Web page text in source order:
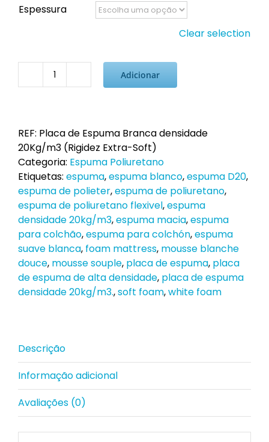
Espessura
Clear selection
Quantidade
Espuma
Branca
20kg/m3
(rigidez
extra-
soft)
Adicionar
REF: Placa de Espuma Branca densidade
20Kg/m3 (Rigidez Extra-Soft)
Categoria: Espuma Poliuretano
Etiquetas: espuma,espuma blanco,espuma D20,
espuma de polieter,espuma de poliuretano,
espuma de poliuretano flexivel,espuma
densidade 20kg/m3,espuma macia,espuma
para colchão,espuma para colchón,espuma
suave blanca, foam mattress, mousse blanche
douce, mousse souple, placa de espuma, placa
de espuma de alta densidade, placa de espuma
densidade 20kg/m3.,soft foam,white foam
Descrição
Informação adicional
Avaliações (0)